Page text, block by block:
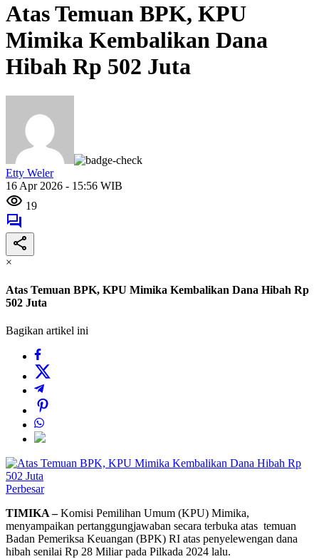
Atas Temuan BPK, KPU
Mimika Kembalikan Dana
Hibah Rp 502 Juta
Etty Weler
16 Apr 2026 - 15:56 WIB
19
×
Atas Temuan BPK, KPU Mimika Kembalikan Dana Hibah Rp
502 Juta
Bagikan artikel ini
Perbesar
TIMIKA –Komisi Pemilihan Umum (KPU) Mimika,
menyampaikan pertanggungjawaban secara terbuka atas temuan
Badan Pemeriksa Keuangan (BPK) RI atas penyelewengan dana
hibah senilai Rp 28 Miliar pada Pilkada 2024 lalu.